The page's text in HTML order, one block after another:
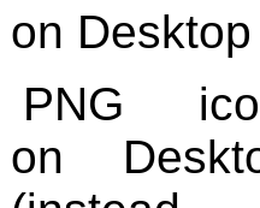
on Desktop
PNG
on